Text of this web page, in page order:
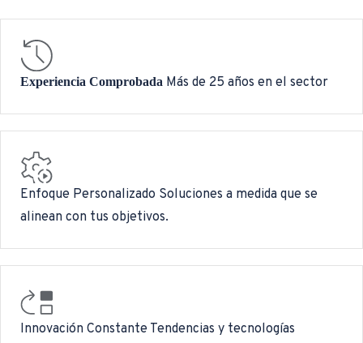
Experiencia Comprobada Más de 25 años en el sector
Enfoque Personalizado Soluciones a medida que se
alinean con tus objetivos.
Innovación Constante Tendencias y tecnologías